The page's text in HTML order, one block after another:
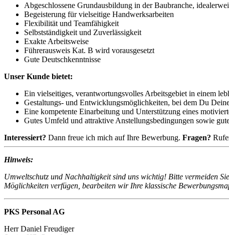
Abgeschlossene Grundausbildung in der Baubranche,
Begeisterung für vielseitige Handwerksarbeiten
Flexibilität und Teamfähigkeit
Selbstständigkeit und Zuverlässigkeit
Exakte Arbeitsweise
Führerausweis Kat. B wird vorausgesetzt
Gute Deutschkenntnisse
Unser Kunde bietet:
Ein vielseitiges, verantwortungsvolles Arbeitsgebiet in einem
Gestaltungs- und Entwicklungsmöglichkeiten, bei dem Du
Eine kompetente Einarbeitung und Unterstützung eines
Gutes Umfeld und attraktive Anstellungsbedingungen sowie
Interessiert? Dann freue ich mich auf Ihre Bewerbung. Fragen?
Hinweis:
Umweltschutz und Nachhaltigkeit sind uns wichtig! Bitte vermeiden
Möglichkeiten verfügen, bearbeiten wir Ihre klassische
PKS Personal AG
Herr Daniel Freudiger